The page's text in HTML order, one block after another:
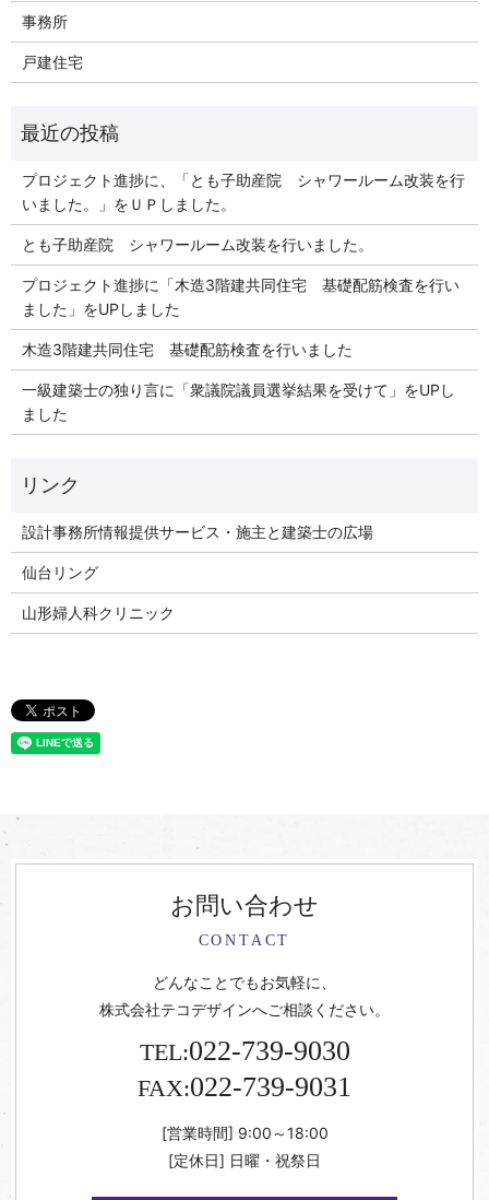
事務所
戸建住宅
プロジェクト進捗に、「とも子助産院 シャワールーム改装を行
いました。」をＵＰしました。
とも子助産院 シャワールーム改装を行いました。
プロジェクト進捗に「木造3階建共同住宅 基礎配筋検査を行い
ました」をUPしました
木造3階建共同住宅 基礎配筋検査を行いました
一級建築士の独り言に「衆議院議員選挙結果を受けて」をUPし
ました
リンク
設計事務所情報提供サービス・施主と建築士の広場
仙台リング
山形婦人科クリニック
お問い合わせ
CONTACT
どんなことでもお気軽に、
株式会社テコデザインへご相談ください。
TEL:022-739-9030
FAX:022-739-9031
[営業時間] 9:00～18:00
[定休日] 日曜・祝祭日